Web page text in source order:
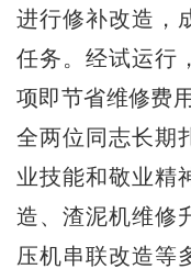
进行修补改造，
任务。经试运行
项即节省维修费
全两位同志长期
业技能和敬业精
造、渣泥机维修
压机串联改造等